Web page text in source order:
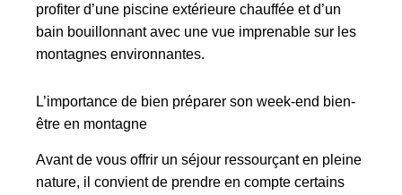
profiter d’une piscine extérieure chauffée et d’un
bain bouillonnant avec une vue imprenable sur les
montagnes environnantes.
L’importance de bien préparer son week-end bien-
être en montagne
Avant de vous offrir un séjour ressourçant en pleine
nature, il convient de prendre en compte certains